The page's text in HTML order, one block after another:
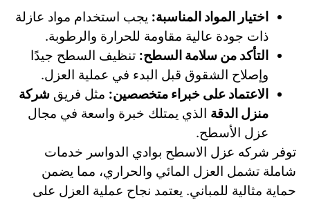
اختيار المواد المناسبة: يجب استخدام مواد عازلة
ذات جودة عالية مقاومة للحرارة والرطوبة.
التأكد من سلامة السطح: تنظيف السطح جيدًا
وإصلاح الشقوق قبل البدء في عملية العزل.
الاعتماد على خبراء متخصصين: مثل فريق شركة
منزل الدقة الذي يمتلك خبرة واسعة في مجال
عزل الأسطح.
توفر شركه عزل الاسطح بوادي الدواسر خدمات
شاملة تشمل العزل المائي والحراري، مما يضمن
حماية مثالية للمباني. يعتمد نجاح عملية العزل على